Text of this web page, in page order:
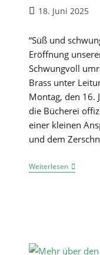
Beitrag
18. Juni 2025
“Süß und
Eröffnung
Schwungvoll
Brass unter
Montag, den 16.
die Bücherei
einer kleinen
und dem
WeiterlesenSüß
Und